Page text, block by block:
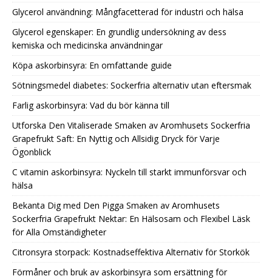
Glycerol användning: Mångfacetterad för industri och hälsa
Glycerol egenskaper: En grundlig undersökning av dess
kemiska och medicinska användningar
Köpa askorbinsyra: En omfattande guide
Sötningsmedel diabetes: Sockerfria alternativ utan eftersmak
Farlig askorbinsyra: Vad du bör känna till
Utforska Den Vitaliserade Smaken av Aromhusets Sockerfria
Grapefrukt Saft: En Nyttig och Allsidig Dryck för Varje
Ögonblick
C vitamin askorbinsyra: Nyckeln till starkt immunförsvar och
hälsa
Bekanta Dig med Den Pigga Smaken av Aromhusets
Sockerfria Grapefrukt Nektar: En Hälsosam och Flexibel Läsk
för Alla Omständigheter
Citronsyra storpack: Kostnadseffektiva Alternativ för Storkök
Förmåner och bruk av askorbinsyra som ersättning för